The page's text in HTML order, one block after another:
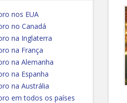
nos EUA
no Canadá
na Inglaterra
na França
na Alemanha
na Espanha
na Austrália
em todos os países